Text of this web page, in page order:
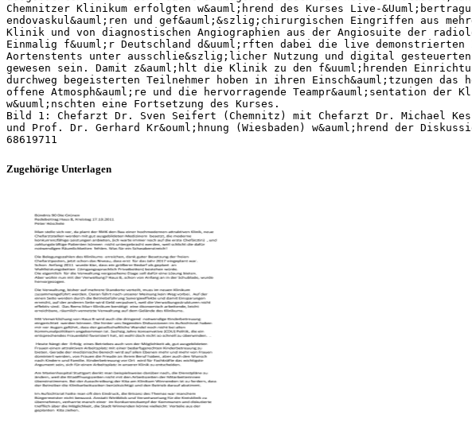
Chemnitzer Klinikum erfolgten w&auml;hrend des Kurses Live-
endovaskul&auml;ren und gef&auml;&szlig;chirurgischen Eingriffen aus
Klinik und von diagnostischen Angiographien aus der Angiosuite der
Einmalig f&uuml;r Deutschland d&uuml;rften dabei die live demonstrierten
Aortenstents unter ausschlie&szlig;licher Nutzung und digital gesteuerten
gewesen sein. Damit z&auml;hlt die Klinik zu den f&uuml;hrenden
durchweg begeisterten Teilnehmer hoben in ihren Einsch&auml;tzungen das
offene Atmosph&auml;re und die hervorragende Teampr&auml;sentation der
w&uuml;nschten eine Fortsetzung des Kurses.
Bild 1: Chefarzt Dr. Sven Seifert (Chemnitz) mit Chefarzt Dr. Michael
und Prof. Dr. Gerhard Kr&ouml;hnung (Wiesbaden) w&auml;hrend der
Zugehörige Unterlagen